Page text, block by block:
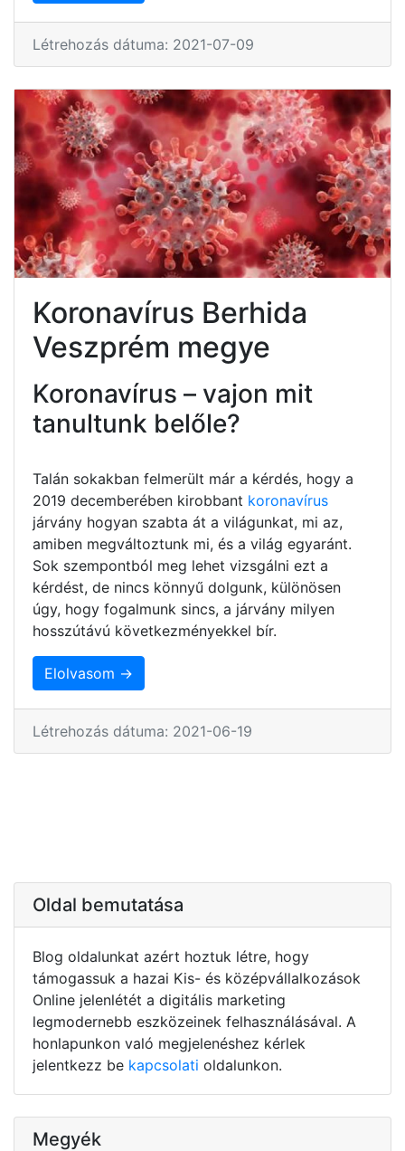
Létrehozás dátuma: 2021-07-09
Koronavírus Berhida
Veszprém megye
Koronavírus – vajon mit
tanultunk belőle?
Talán sokakban felmerült már a kérdés, hogy a
2019 decemberében kirobbant koronavírus
járvány hogyan szabta át a világunkat, mi az,
amiben megváltoztunk mi, és a világ egyaránt.
Sok szempontból meg lehet vizsgálni ezt a
kérdést, de nincs könnyű dolgunk, különösen
úgy, hogy fogalmunk sincs, a járvány milyen
hosszútávú következményekkel bír.
Elolvasom →
Létrehozás dátuma: 2021-06-19
Oldal bemutatása
Blog oldalunkat azért hoztuk létre, hogy
támogassuk a hazai Kis- és középvállalkozások
Online jelenlétét a digitális marketing
legmodernebb eszközeinek felhasználásával. A
honlapunkon való megjelenéshez kérlek
jelentkezz be kapcsolati oldalunkon.
Megyék